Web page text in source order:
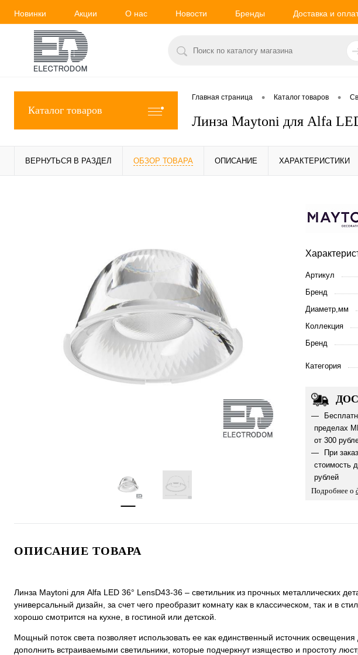
Новинки Акции О нас Новости Бренды Доставка и
Каталог товаров
Главная страница • Каталог товаров •
Линза Maytoni для Alfa
ВЕРНУТЬСЯ В РАЗДЕЛ ОБЗОР ТОВАРА ОПИСАНИЕ ХАРАКТЕРИСТИКИ
Артикул
Бренд
Диаметр,мм
Коллекция
Бренд
Категория
пределах
от 300
При
стоимость
рублей
Подробнее о
ОПИСАНИЕ ТОВАРА
Линза Maytoni для Alfa LED 36° LensD43-36 – светильник из прочных металлических
универсальный дизайн, за счет чего преобразит комнату как в классическом, так и в
хорошо смотрится на кухне, в гостиной или детской.
Мощный поток света позволяет использовать ее как единственный источник
дополнить встраиваемыми светильники, которые подчеркнут изящество и простоту